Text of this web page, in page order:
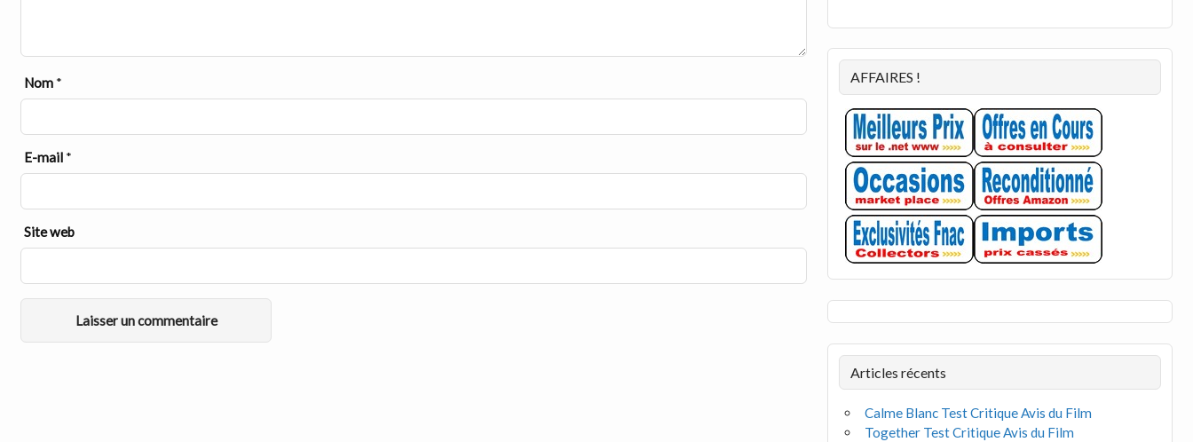
Nom *
E-mail *
Site web
AFFAIRES !
Articles récents
Calme Blanc Test Critique Avis du Film
Together Test Critique Avis du Film